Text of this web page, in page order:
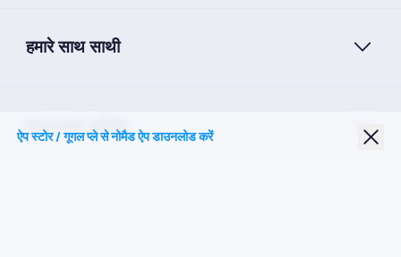
हमारे साथ साथी
Nomad eSIM
ऐप स्टोर / गूगल प्ले से नोमैड ऐप डाउनलोड करें